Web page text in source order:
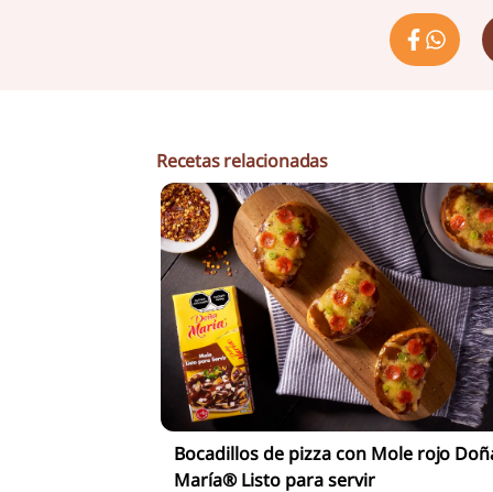
Recetas relacionadas
Bocadillos de pizza con Mole rojo
María® Listo para servir